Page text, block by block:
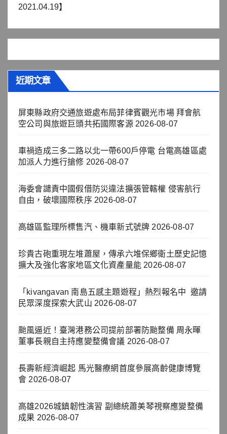
2021.04.19】
近期文章
屏東縣政府交通旅遊處布局菲律賓觀光市場 拜會航
空公司與旅遊巨頭共拓國際客源 2026-08-07
車禍造成三多二路以北一帶600戶停電 台電高雄區處
加派人力進行搶修 2026-08-07
海委會譴責中國假借防災違法擴張管轄權 侵害航行
自由，破壞國際秩序 2026-08-07
高雄區監理所標售汽、機車新式號牌 2026-08-07
珍貴古砲重現左堆蕭屋，傳承六堆保鄉衛土歷史記憶
擴大及強化客家地區文化資產量能 2026-08-07
「kivangavan 南島五感主題遊程」熱烈報名中 邀請
民眾深度探索大武山 2026-08-07
颱風逼近！臺灣港務公司提前部署防颱整備 周永暉
董事長親自主持應變整備會議 2026-08-07
長壽新經濟崛起 馬光醫療網首度參展高齡健康博覽
會 2026-08-07
高雄2026城鎮韌性演習 副總統蕭美琴視察應變整備
成果 2026-08-07